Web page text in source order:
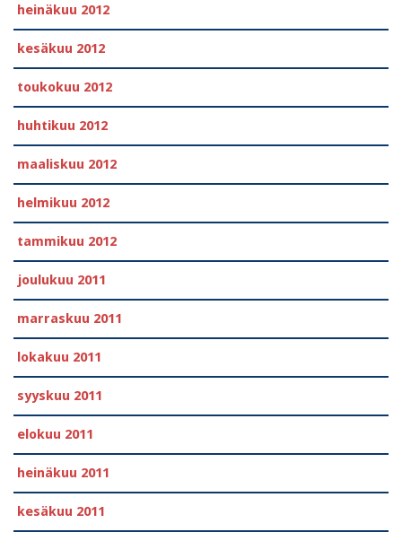
heinäkuu 2012
kesäkuu 2012
toukokuu 2012
huhtikuu 2012
maaliskuu 2012
helmikuu 2012
tammikuu 2012
joulukuu 2011
marraskuu 2011
lokakuu 2011
syyskuu 2011
elokuu 2011
heinäkuu 2011
kesäkuu 2011